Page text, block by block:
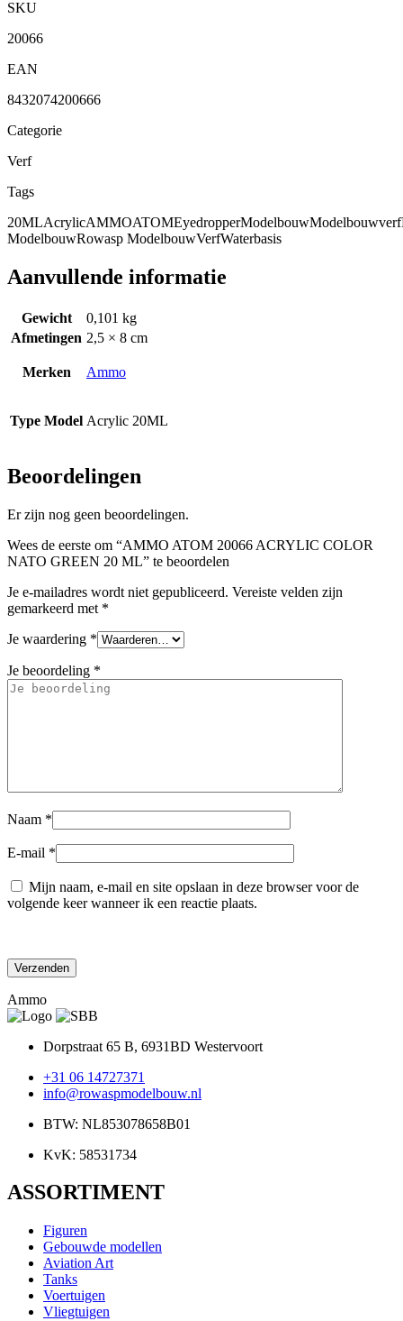
SKU
20066
EAN
8432074200666
Categorie
Verf
Tags
20MLAcrylicAMMOATOMEyedropperModelbouwModelbouwverf
ModelbouwRowasp ModelbouwVerfWaterbasis
Aanvullende informatie
Gewicht
0,101 kg
Afmetingen 2,5 × 8 cm
Merken Ammo
Type Model Acrylic 20ML
Beoordelingen
Er zijn nog geen beoordelingen.
Wees de eerste om “AMMO ATOM 20066 ACRYLIC COLOR
NATO GREEN 20 ML” te beoordelen
Je e-mailadres wordt niet gepubliceerd. Vereiste velden zijn
gemarkeerd met *
Je waardering *
Je beoordeling *
Naam *
E-mail *
Mijn naam, e-mail en site opslaan in deze browser voor de
volgende keer wanneer ik een reactie plaats.
Ammo
Dorpstraat 65 B, 6931BD Westervoort
+31 06 14727371
info@rowaspmodelbouw.nl
BTW: NL853078658B01
KvK: 58531734
ASSORTIMENT
Figuren
Gebouwde modellen
Aviation Art
Tanks
Voertuigen
Vliegtuigen